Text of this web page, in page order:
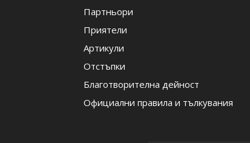
Партньори
Приятели
Артикули
Отстъпки
Благотворителна дейност
Официални правила и тълкувания